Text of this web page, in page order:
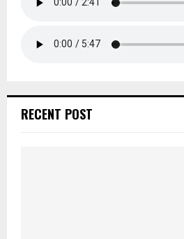
RECENT POST